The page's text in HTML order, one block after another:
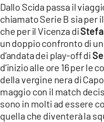
LACITYMAG.IT
ILREGGINO.IT
COSENZACHANNEL.IT
ILVIBONESE.IT
CATANZAROCHANNEL.IT
LACAPITALENEWS.IT
Dallo Scida passa il
chiamato Serie B sia per il
che per il Vicenza di
un doppio confronto di
d’andata dei play-off di
d’inizio alle ore 16 per le
della vergine nera di
maggio con il match
sono in molti ad essere
quella che diventerà la